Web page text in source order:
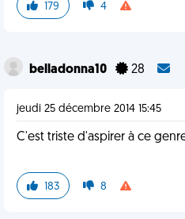
179 4
belladonna10 28
jeudi 25 décembre 2014 15:45
C'est triste d'aspirer à ce
183 8